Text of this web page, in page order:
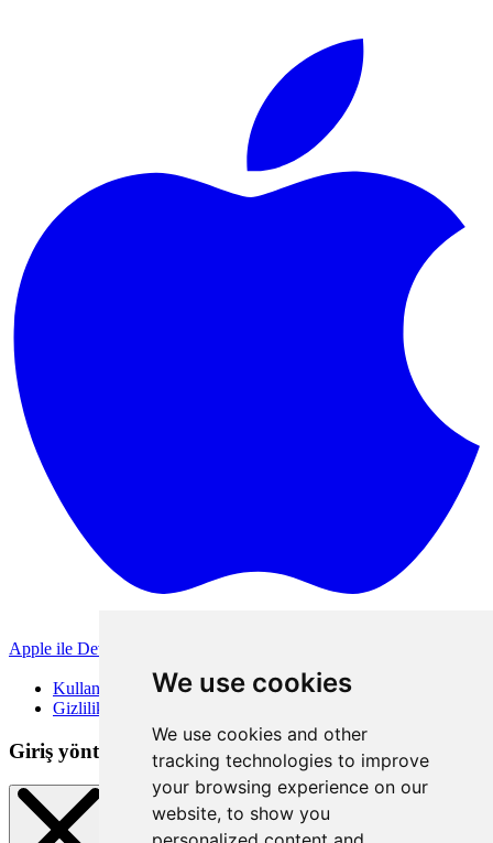
We use cookies
We use cookies and other
tracking technologies to improve
your browsing experience on our
website, to show you
Apple ile Devam Et
Kullanım Koşulları
Gizlilik Politikası
Giriş yöntemleri